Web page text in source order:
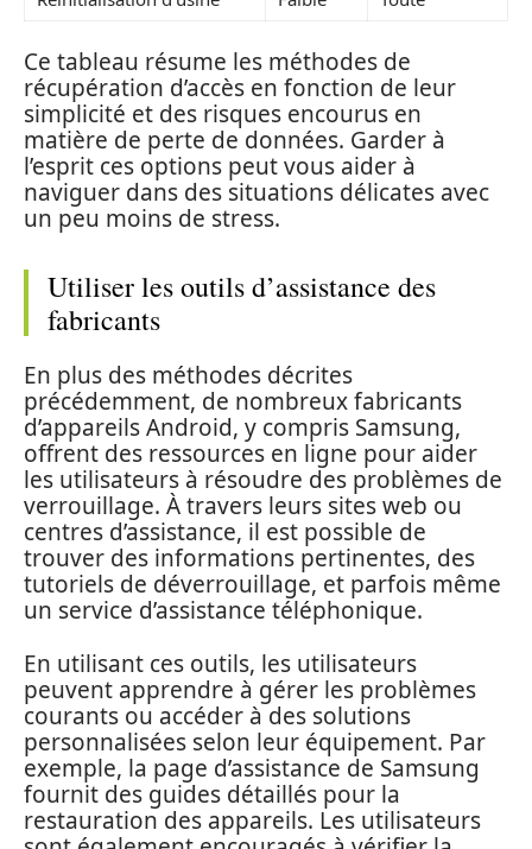
Ce tableau résume les méthodes de
récupération d’accès en fonction de leur
simplicité et des risques encourus en
matière de perte de données. Garder à
l’esprit ces options peut vous aider à
naviguer dans des situations délicates avec
un peu moins de stress.
Utiliser les outils d’assistance des
fabricants
En plus des méthodes décrites
précédemment, de nombreux fabricants
d’appareils Android, y compris Samsung,
offrent des ressources en ligne pour aider
les utilisateurs à résoudre des problèmes de
verrouillage. À travers leurs sites web ou
centres d’assistance, il est possible de
trouver des informations pertinentes, des
tutoriels de déverrouillage, et parfois même
un service d’assistance téléphonique.
En utilisant ces outils, les utilisateurs
peuvent apprendre à gérer les problèmes
courants ou accéder à des solutions
personnalisées selon leur équipement. Par
exemple, la page d’assistance de Samsung
fournit des guides détaillés pour la
restauration des appareils. Les utilisateurs